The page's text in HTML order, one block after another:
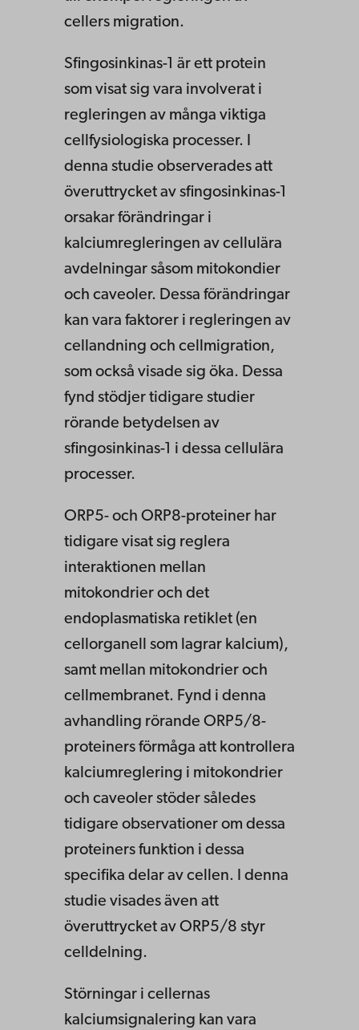
cellers migration.
Sfingosinkinas-1 är ett protein
som visat sig vara involverat i
regleringen av många viktiga
cellfysiologiska processer. I
denna studie observerades att
överuttrycket av sfingosinkinas-1
orsakar förändringar i
kalciumregleringen av cellulära
avdelningar såsom mitokondier
och caveoler. Dessa förändringar
kan vara faktorer i regleringen av
cellandning och cellmigration,
som också visade sig öka. Dessa
fynd stödjer tidigare studier
rörande betydelsen av
sfingosinkinas-1 i dessa cellulära
processer.
ORP5- och ORP8-proteiner har
tidigare visat sig reglera
interaktionen mellan
mitokondrier och det
endoplasmatiska retiklet (en
cellorganell som lagrar kalcium),
samt mellan mitokondrier och
cellmembranet. Fynd i denna
avhandling rörande ORP5/8-
proteiners förmåga att kontrollera
kalciumreglering i mitokondrier
och caveoler stöder således
tidigare observationer om dessa
proteiners funktion i dessa
specifika delar av cellen. I denna
studie visades även att
överuttrycket av ORP5/8 styr
celldelning.
Störningar i cellernas
kalciumsignalering kan vara